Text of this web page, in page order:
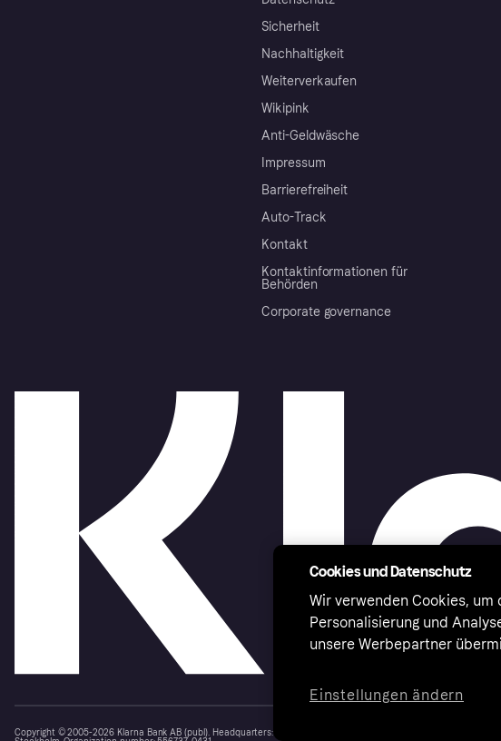
Sicherheit
Nachhaltigkeit
Weiterverkaufen
Wikipink
Anti-Geldwäsche
Impressum
Barrierefreiheit
Auto-Track
Kontakt
Kontaktinformationen für
Behörden
Corporate governance
Copyright © 2005-2026 Klarna Bank AB (publ). Headquarters: Stockholm, Sweden. All rights reserved. Klarna Bank
Cookies und Datenschutz
Wir verwenden Cookies,
Personalisierung und
unsere Werbepartner
Einstellungen ändern